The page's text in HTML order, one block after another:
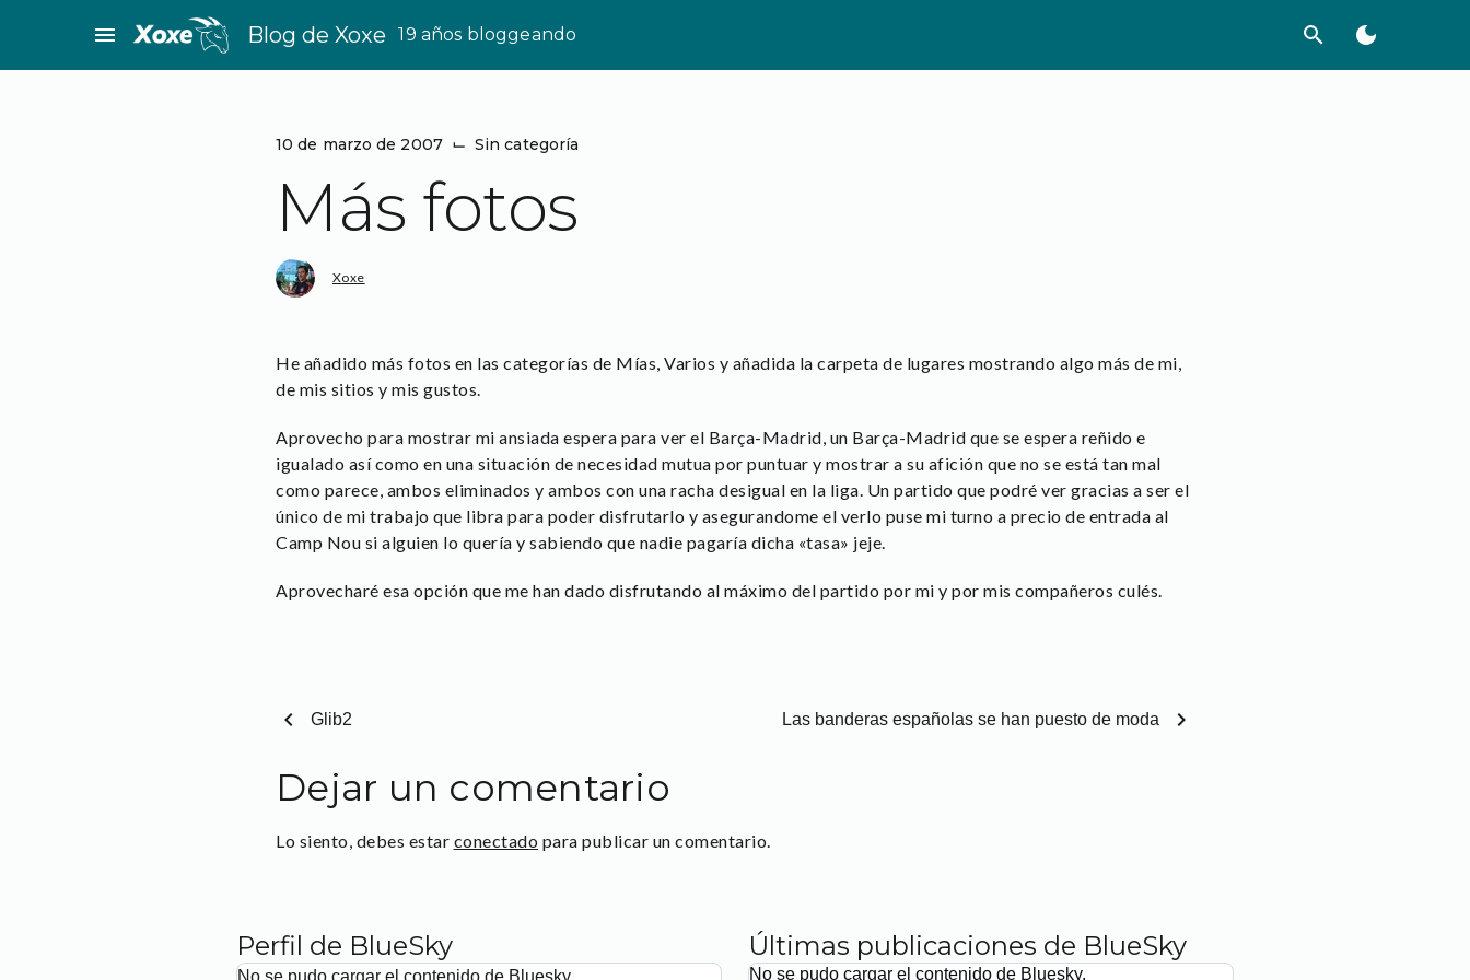
menu Blog de Xoxe 19 años bloggeando search dark_mode
10 de marzo de 2007 ⌙ Sin categoría
Más fotos
Xoxe
He añadido más fotos en las categorías de Mías, Varios y añadida la carpeta de lugares mostrando algo más de mi,
de mis sitios y mis gustos.
Aprovecho para mostrar mi ansiada espera para ver el Barça-Madrid, un Barça-Madrid que se espera reñido e
igualado así como en una situación de necesidad mutua por puntuar y mostrar a su afición que no se está tan mal
como parece, ambos eliminados y ambos con una racha desigual en la liga. Un partido que podré ver gracias a ser el
único de mi trabajo que libra para poder disfrutarlo y asegurandome el verlo puse mi turno a precio de entrada al
Camp Nou si alguien lo quería y sabiendo que nadie pagaría dicha «tasa» jeje.
Aprovecharé esa opción que me han dado disfrutando al máximo del partido por mi y por mis compañeros culés.
chevron_left Glib2 Las banderas españolas se han puesto de moda chevron_right
Dejar un comentario
Lo siento, debes estar conectado para publicar un comentario.
Perfil de BlueSky Últimas publicaciones de BlueSky
No se pudo cargar el contenido de Bluesky.